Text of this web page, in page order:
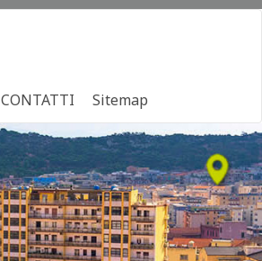
CONTATTI Sitemap